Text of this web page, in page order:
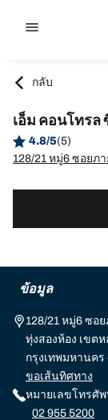
กลับ
เอ็ม คอนโทรล
4.8/5(5)
ข้อมูล
128/21 หมู่6 ซอ
ทุ่งสองห้อง เขต
กรุงเทพมหานคร
ขอเส้นทิศทาง
หมายเลขโทรศั
02 955 5200